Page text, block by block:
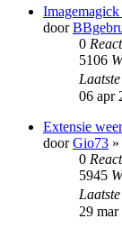
door
0
5106
06 apr
Extensie
doorGio73
0
5945
29